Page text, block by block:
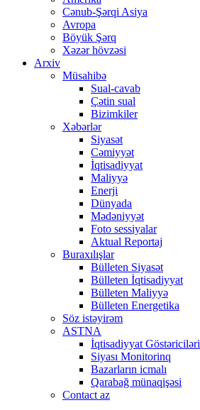
Cənub-Şərqi Asiya
Avropa
Böyük Şərq
Xəzər hövzəsi
Arxiv
Müsahibə
Sual-cavab
Çətin sual
Bizimkiler
Xəbərlər
Siyasət
Cəmiyyət
İqtisadiyyat
Maliyyə
Enerji
Dünyada
Mədəniyyət
Foto sessiyalar
Aktual Reportaj
Buraxılışlar
Bülleten Siyasət
Bülleten İqtisadiyyat
Bülleten Maliyyə
Bülleten Energetika
Söz istəyirəm
ASTNA
İqtisadiyyat Göstəriciləri
Siyası Monitorinq
Bazarların icmalı
Qarabağ münaqişəsi
Contact az